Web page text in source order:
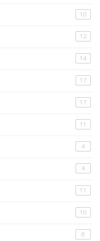
10
12
14
17
17
11
4
4
11
10
6